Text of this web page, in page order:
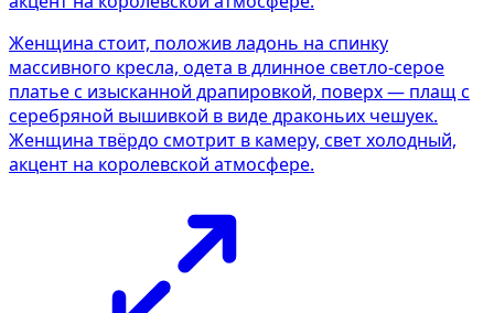
Женщина стоит, положив ладонь на спинку
массивного кресла, одета в длинное светло-серое
платье с изысканной драпировкой, поверх — плащ с
серебряной вышивкой в виде драконьих чешуек.
Женщина твёрдо смотрит в камеру, свет холодный,
акцент на королевской атмосфере.